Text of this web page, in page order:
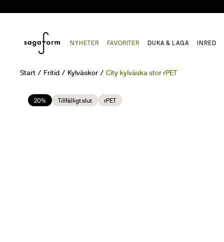
NYHETER FAVORITER DUKA & LAGA INRED
Start Fritid Kylväskor City kylväska stor rPET
20% Tillfälligt slut rPET